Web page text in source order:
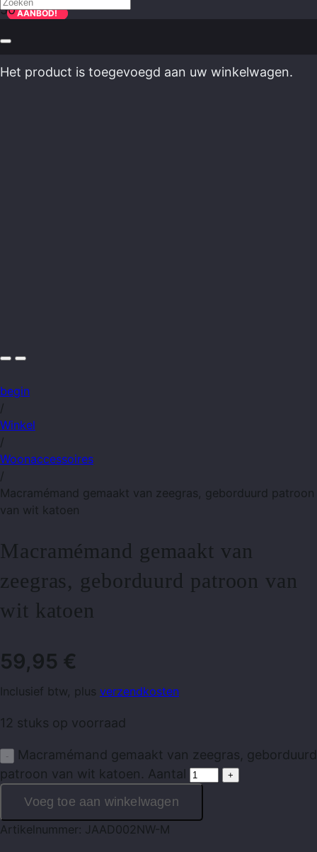
Het product is toegevoegd aan uw winkelwagen.
begin
/
Winkel
/
Woonaccessoires
/
Macramémand gemaakt van zeegras, geborduurd patroon
van wit katoen
Macramémand gemaakt van
zeegras, geborduurd patroon van
wit katoen
59,95 €
Inclusief btw, plus verzendkosten
12 stuks op voorraad
Macramémand gemaakt van zeegras, geborduurd
patroon van wit katoen. Aantal
Voeg toe aan winkelwagen
Artikelnummer: JAAD002NW-M
AANBOD!
AANBOD!